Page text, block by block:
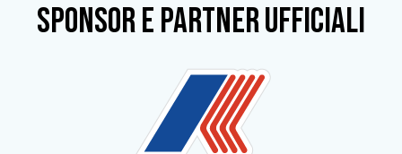
SPONSOR e partner ufficiali